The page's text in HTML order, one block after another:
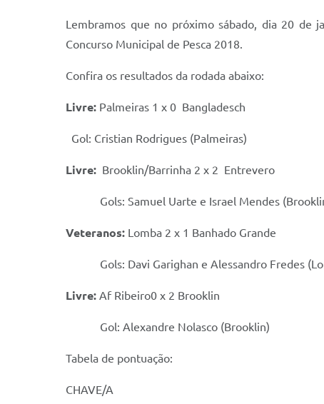
Lembramos que no próximo sábado, dia 20 de
Concurso Municipal de Pesca 2018.
Confira os resultados da rodada abaixo:
Livre: Palmeiras 1 x 0 Bangladesch
Gol: Cristian Rodrigues (Palmeiras)
Livre: Brooklin/Barrinha 2 x 2 Entrevero
Gols: Samuel Uarte e Israel Mendes
Veteranos: Lomba 2 x 1 Banhado Grande
Gols: Davi Garighan e Alessandro Fredes
Livre: Af Ribeiro0 x 2 Brooklin
Gol: Alexandre Nolasco (Brooklin)
Tabela de pontuação:
CHAVE/A